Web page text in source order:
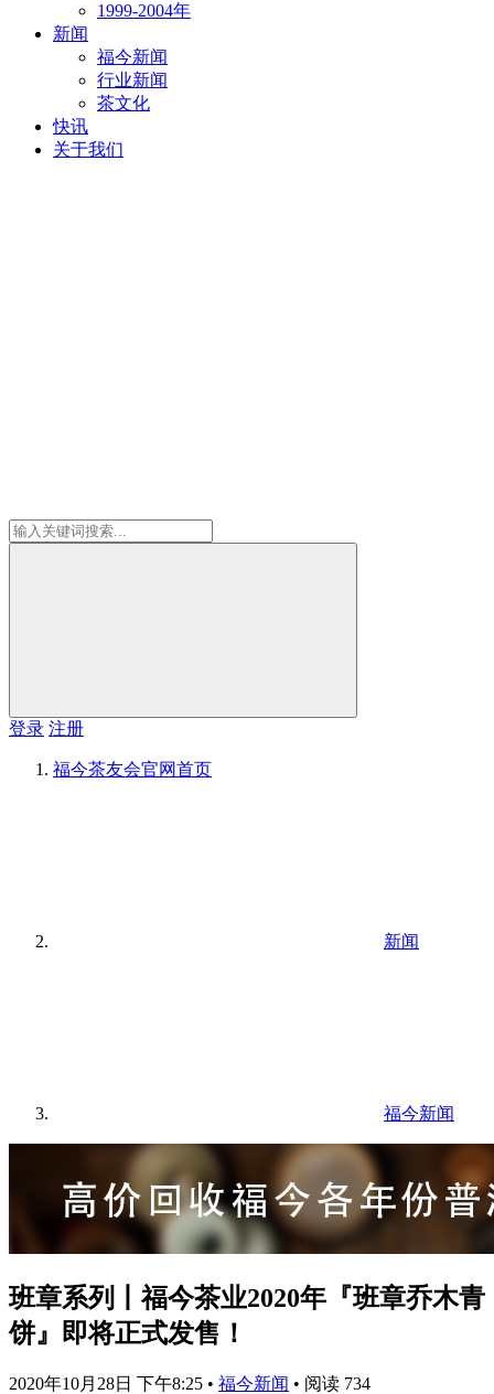
1999-2004年
新闻
福今新闻
行业新闻
茶文化
快讯
关于我们
登录 注册
福今茶友会官网首页
新闻
福今新闻
班章系列丨福今茶业2020年『班章乔木青
饼』即将正式发售！
2020年10月28日 下午8:25 • 福今新闻 • 阅读 734